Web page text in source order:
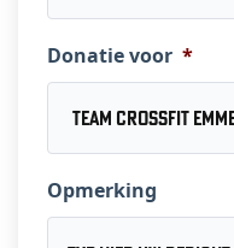
Donatie voor *
Opmerking